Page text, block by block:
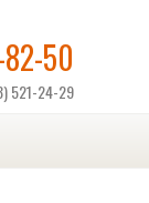
50
521-24-29